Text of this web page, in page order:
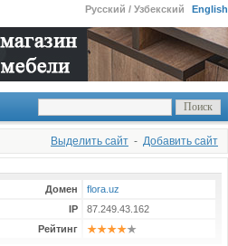
Русский / Узбекский English
Выделить сайт - Добавить сайт
Домен
flora.uz
IP
87.249.43.162
Рейтинг